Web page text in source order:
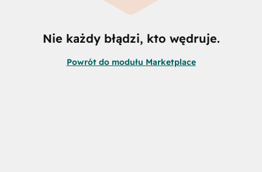
Nie każdy błądzi, kto wędruje.
Powrót do modułu Marketplace